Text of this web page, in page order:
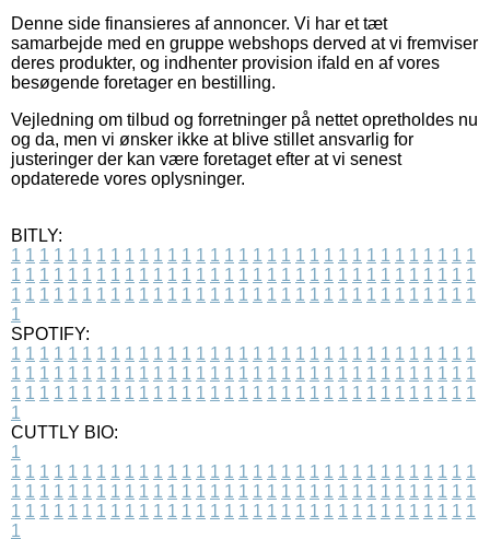
Denne side finansieres af annoncer. Vi har et tæt
samarbejde med en gruppe webshops derved at vi fremviser
deres produkter, og indhenter provision ifald en af vores
besøgende foretager en bestilling.
Vejledning om tilbud og forretninger på nettet opretholdes nu
og da, men vi ønsker ikke at blive stillet ansvarlig for
justeringer der kan være foretaget efter at vi senest
opdaterede vores oplysninger.
BITLY:
1 1 1 1 1 1 1 1 1 1 1 1 1 1 1 1 1 1 1 1 1 1 1 1 1 1 1 1 1 1 1 1 1
1 1 1 1 1 1 1 1 1 1 1 1 1 1 1 1 1 1 1 1 1 1 1 1 1 1 1 1 1 1 1 1 1
1 1 1 1 1 1 1 1 1 1 1 1 1 1 1 1 1 1 1 1 1 1 1 1 1 1 1 1 1 1 1 1 1
1
SPOTIFY:
1 1 1 1 1 1 1 1 1 1 1 1 1 1 1 1 1 1 1 1 1 1 1 1 1 1 1 1 1 1 1 1 1
1 1 1 1 1 1 1 1 1 1 1 1 1 1 1 1 1 1 1 1 1 1 1 1 1 1 1 1 1 1 1 1 1
1 1 1 1 1 1 1 1 1 1 1 1 1 1 1 1 1 1 1 1 1 1 1 1 1 1 1 1 1 1 1 1 1
1
CUTTLY BIO:
1
1 1 1 1 1 1 1 1 1 1 1 1 1 1 1 1 1 1 1 1 1 1 1 1 1 1 1 1 1 1 1 1 1
1 1 1 1 1 1 1 1 1 1 1 1 1 1 1 1 1 1 1 1 1 1 1 1 1 1 1 1 1 1 1 1 1
1 1 1 1 1 1 1 1 1 1 1 1 1 1 1 1 1 1 1 1 1 1 1 1 1 1 1 1 1 1 1 1 1
1